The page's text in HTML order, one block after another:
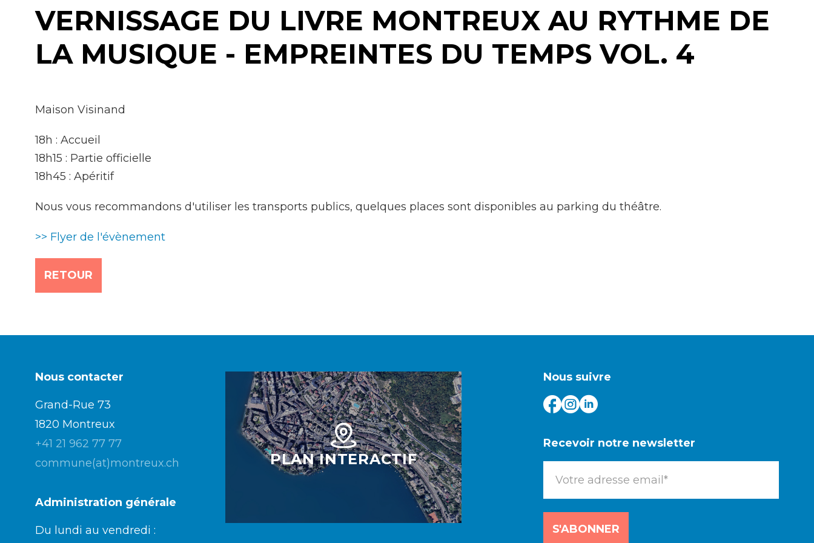
Achats
travaux
Enfance/jeunesse
VERNISSAGE DU LIVRE MONTREUX AU RYTHME DE
LA MUSIQUE - EMPREINTES DU TEMPS VOL. 4
Maison Visinand
18h : Accueil
18h15 : Partie officielle
18h45 : Apéritif
Nous vous recommandons d'utiliser les transports publics, quelques places sont disponibles au parking du théâtre.
>> Flyer de l'évènement
RETOUR
Nous contacter
Grand-Rue 73
1820 Montreux
+41 21 962 77 77
commune(at)montreux.ch
Administration générale
Du lundi au vendredi :
PLAN INTERACTIF
Nous suivre
Recevoir notre newsletter
S'ABONNER